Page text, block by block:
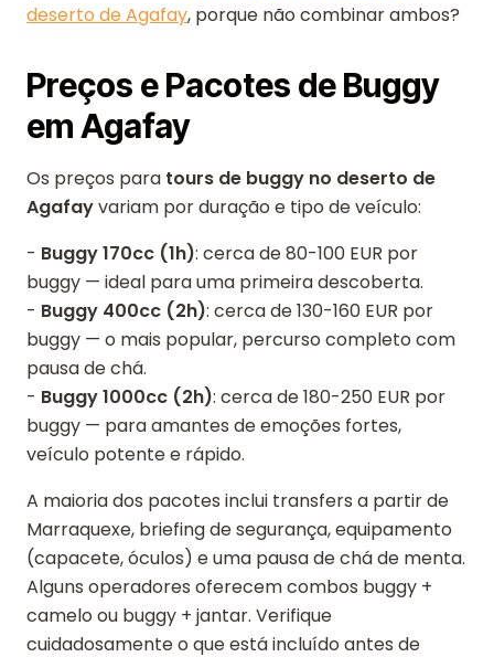
deserto de Agafay, porque não combinar ambos?
Preços e Pacotes de Buggy
em Agafay
Os preços para tours de buggy no deserto de
Agafayvariam por duração e tipo de veículo:
- Buggy 170cc (1h): cerca de 80-100 EUR por
buggy — ideal para uma primeira descoberta.
- Buggy 400cc (2h): cerca de 130-160 EUR por
buggy — o mais popular, percurso completo com
pausa de chá.
- Buggy 1000cc (2h): cerca de 180-250 EUR por
buggy — para amantes de emoções fortes,
veículo potente e rápido.
A maioria dos pacotes inclui transfers a partir de
Marraquexe, briefing de segurança, equipamento
(capacete, óculos) e uma pausa de chá de menta.
Alguns operadores oferecem combos buggy +
camelo ou buggy + jantar. Verifique
cuidadosamente o que está incluído antes de